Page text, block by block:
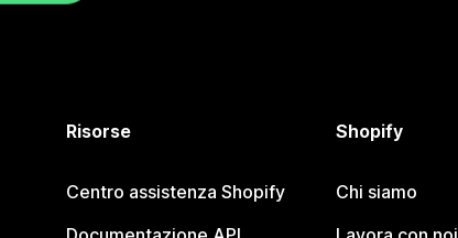
Risorse
Centro assistenza Shopify
Shopify
Chi siamo